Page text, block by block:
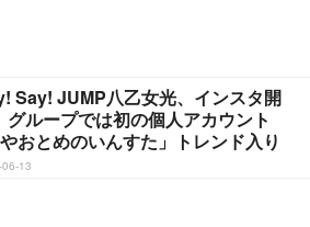
Say! JUMP八乙女光、インスタ開
ループでは初の個人アカウント
やおとめのいんすた」トレンド入り
13